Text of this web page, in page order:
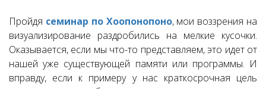
Пройдя семинар по Хоопонопоно, мои воззрения на
визуализирование раздробились на мелкие кусочки.
Оказывается, если мы что-то представляем, это идет от
нашей уже существующей памяти или программы. И
вправду, если к примеру у нас краткосрочная цель